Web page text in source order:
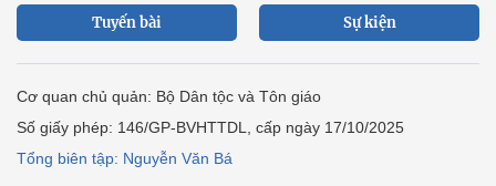
Tuyến bài Sự kiện
Cơ quan chủ quản: Bộ Dân tộc và Tôn giáo
Số giấy phép: 146/GP-BVHTTDL, cấp ngày 17/10/2025
Tổng biên tập: Nguyễn Văn Bá